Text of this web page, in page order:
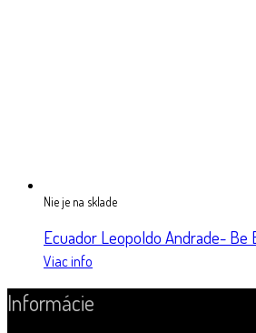
Nie je na sklade
Ecuador Leopoldo Andrade- Be
Viac info
Informácie